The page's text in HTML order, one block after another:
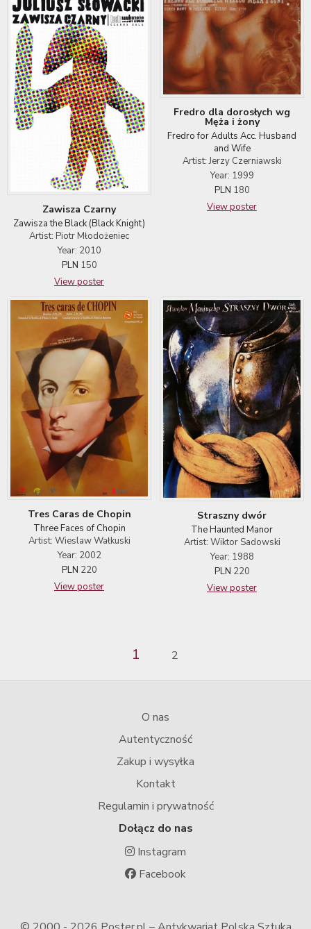
Zawisza Czarny
Zawisza the Black (Black Knight)
Artist: Piotr Młodożeniec
Year: 2010
PLN 150
View poster
Fredro dla dorosłych wg
Męża i żony
Fredro for Adults Acc. Husband
and Wife
Artist: Jerzy Czerniawski
Year: 1999
PLN 180
View poster
Tres Caras de Chopin
Three Faces of Chopin
Artist: Wieslaw Wałkuski
Year: 2002
PLN 220
View poster
Straszny dwór
The Haunted Manor
Artist: Wiktor Sadowski
Year: 1988
PLN 220
View poster
1 2
O nas
Autentyczność
Zakup i wysyłka
Kontakt
Regulamin i prywatność
Dołącz do nas
Instagram
Facebook